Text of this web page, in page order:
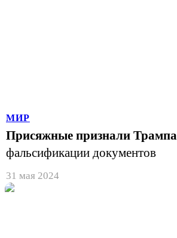
МИР
Присяжные признали Трампа
фальсификации документов
31 мая 2024